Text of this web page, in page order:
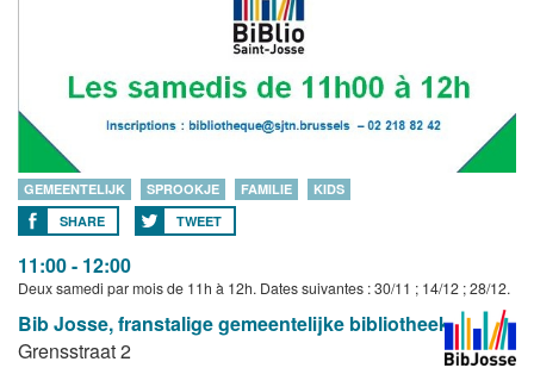
GEMEENTELIJK SPROOKJE FAMILIE
KIDS
SHARE
TWEET
11:00 - 12:00
Deux samedi par mois de 11h à 12h. Dates suivantes : 30/11 ; 14/12 ; 28/12.
Bib Josse, franstalige gemeentelijke bibliotheek
Grensstraat 2